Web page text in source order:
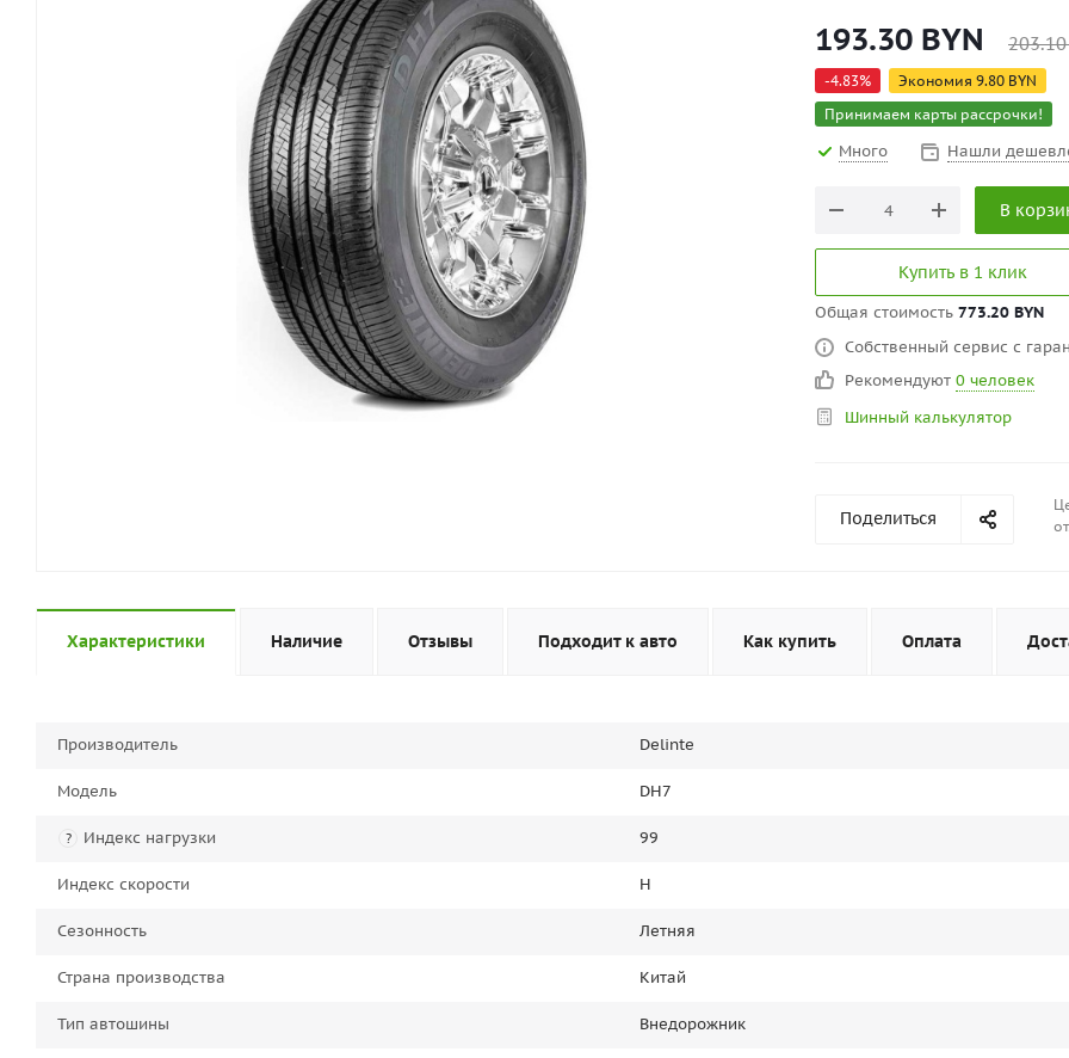
193.30 BYN 203.10
-4.83% Экономия 9.80 BYN
Принимаем карты рассрочки!
Много Нашли
В
Купить в 1 клик
Общая стоимость 773.20 BYN
Собственный сервис с
Рекомендуют 0 человек
Шинный калькулятор
Поделиться
Характеристики Наличие Отзывы Подходит к авто Как купить Оплата
Производитель Delinte
Модель DH7
? Индекс нагрузки 99
Индекс скорости H
Сезонность Летняя
Страна производства Китай
Тип автошины Внедорожник